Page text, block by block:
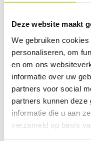
Deze website maakt
We gebruiken
personaliseren, om
en om ons
informatie over uw
partners voor social
partners kunnen deze
informatie die u aan
verzameld op basis
na Amsterdam.
en Bloemendaal
inwoners.
De eerste
geschiedenis stamt
eeuwen heen is
een belangrijke